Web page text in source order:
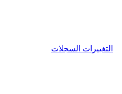
التغييرات السجلات